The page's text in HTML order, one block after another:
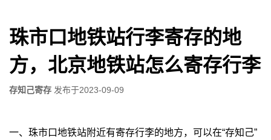
珠市口地铁站行李寄存的地
方，北京地铁站怎么寄存行李
存知己寄存 发布于2023-09-09
一、珠市口地铁站附近有寄存行李的地方，可以在“存知己”